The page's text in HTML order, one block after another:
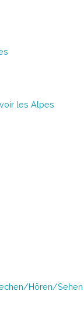
les Alpes
Hören/Sehen